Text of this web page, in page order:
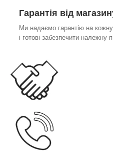
Гарантія від
Ми надаємо гарантію на
і готові забезпечити належну